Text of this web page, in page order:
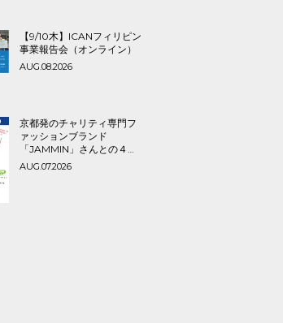
【9/10木】ICANフィリピン
事業報告会（オンライン）
AUG.08.2026
京都発のチャリティ専門フ
ァッションブランド
「JAMMIN」さんとの４年
ぶり３回目のコラボTシャツ
AUG.07.2026